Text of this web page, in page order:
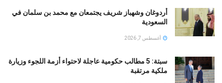
أردوغان وشهباز شريف يجتمعان مع محمد بن سلمان في
السعودية
أغسطس 7, 2026
سبتة: 5 مطالب حكومية عاجلة لاحتواء أزمة اللجوء وزيارة
ملكية مرتقبة